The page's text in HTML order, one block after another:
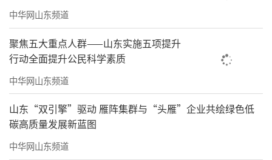
中华网山东频道
聚焦五大重点人群——山东实施五项提升
行动全面提升公民科学素质
中华网山东频道
山东“双引擎”驱动 雁阵集群与“头雁”企业共绘绿色低
碳高质量发展新蓝图
中华网山东频道